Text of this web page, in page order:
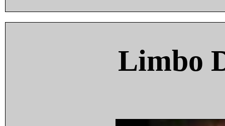
Limbo